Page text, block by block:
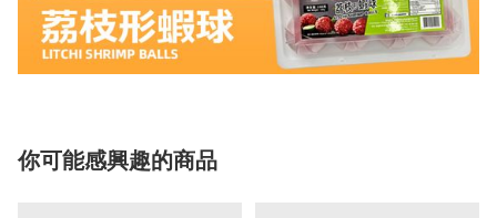
你可能感興趣的商品